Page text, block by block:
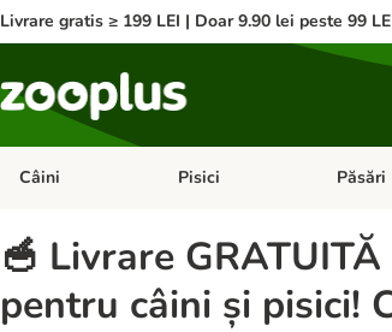
Livrare gratis ≥ 199 LEI | Doar 9.90 lei peste 99
Câini Deschideți meniul cu categorii:
Pisici Păsări
🥣 Livrare
pentru câini și pisici!